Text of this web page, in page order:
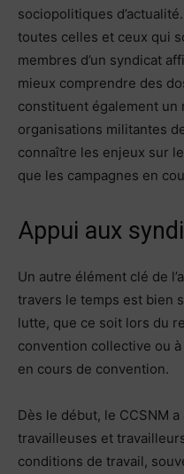
sociopolitiques
toutes celles et ceux qui
membres d’un syndicat
mieux comprendre des
constituent également un
organisations militantes
connaître les enjeux sur
que les campagnes en
Appui aux
Un autre élément clé de
travers le temps est bien
lutte, que ce soit lors du
convention collective ou à
en cours de convention.
Dès le début, le CCSNM
travailleuses et
conditions de travail,